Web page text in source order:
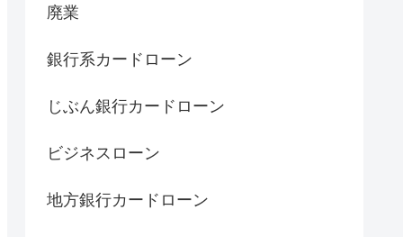
廃業
銀行系カードローン
じぶん銀行カードローン
ビジネスローン
地方銀行カードローン